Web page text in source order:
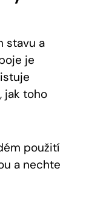
stavu a
je
jak toho
použití
a nechte